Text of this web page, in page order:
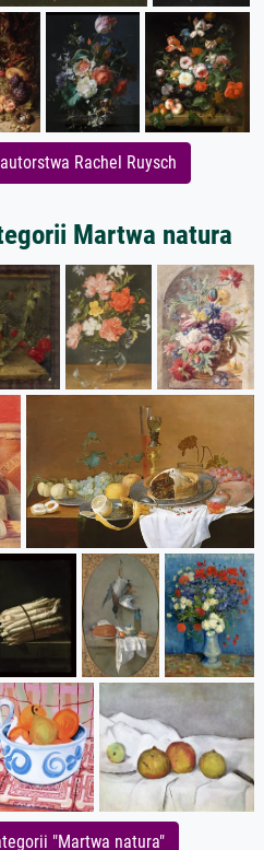
Rachel Ruysch
Martwa natura
"Martwa natura"